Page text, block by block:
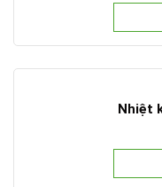
Nhiệt